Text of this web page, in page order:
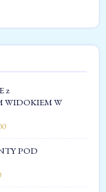
z
WIDOKIEM W
POD